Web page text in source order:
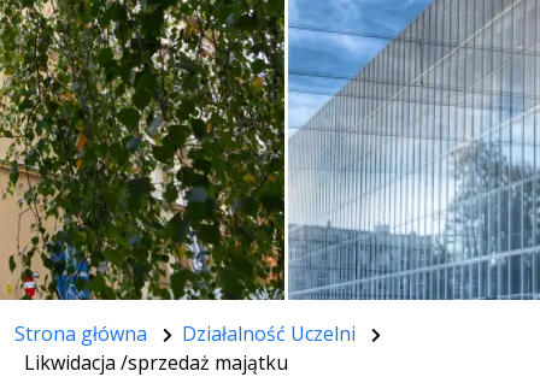
Strona główna
Działalność Uczelni
Likwidacja /sprzedaż majątku